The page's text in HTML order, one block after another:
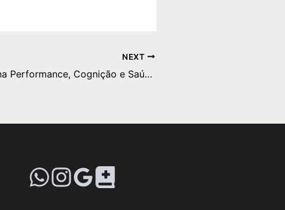
NEXT
A Taurina na Performance, Cognição e Saúde Metabólica: Uma Análise Abrangente